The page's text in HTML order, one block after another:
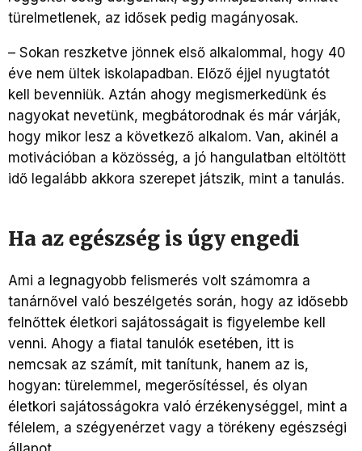
türelmetlenek, az idősek pedig magányosak.
– Sokan reszketve jönnek első alkalommal, hogy 40
éve nem ültek iskolapadban. Előző éjjel nyugtatót
kell bevenniük. Aztán ahogy megismerkedünk és
nagyokat nevetünk, megbátorodnak és már várják,
hogy mikor lesz a következő alkalom. Van, akinél a
motivációban a közösség, a jó hangulatban eltöltött
idő legalább akkora szerepet játszik, mint a tanulás.
Ha az egészség is úgy engedi
Ami a legnagyobb felismerés volt számomra a
tanárnővel való beszélgetés során, hogy az idősebb
felnőttek életkori sajátosságait is figyelembe kell
venni. Ahogy a fiatal tanulók esetében, itt is
nemcsak az számít, mit tanítunk, hanem az is,
hogyan: türelemmel, megerősítéssel, és olyan
életkori sajátosságokra való érzékenységgel, mint a
félelem, a szégyenérzet vagy a törékeny egészségi